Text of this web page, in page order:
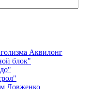
Аквилонг
блок"
Довженко